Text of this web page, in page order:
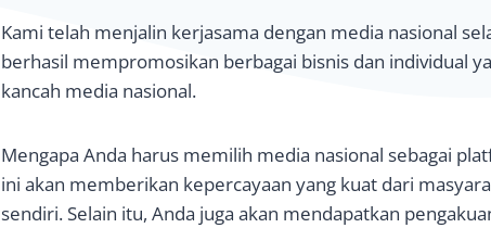
Kami telah menjalin kerjasama dengan media nasional
berhasil mempromosikan berbagai bisnis dan individual
kancah media nasional.
Mengapa Anda harus memilih media nasional sebagai
ini akan memberikan kepercayaan yang kuat dari
sendiri. Selain itu, Anda juga akan mendapatkan